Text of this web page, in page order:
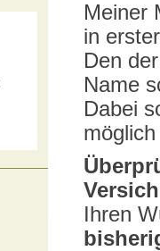
Meiner
in
Den
Name
Dabei
Ihren